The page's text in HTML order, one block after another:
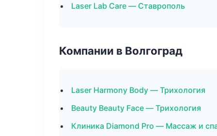
Laser Lab Care — Ставрополь
Компании в Волгоград
Laser Harmony Body — Трихология
Beauty Beauty Face — Трихология
Клиника Diamond Pro — Массаж и